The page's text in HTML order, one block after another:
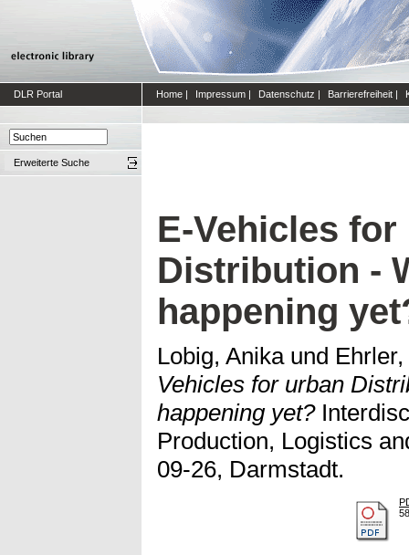
DLR Portal Home | Impressum | Datenschutz | Barrierefreiheit |
Erweiterte Suche
E-Vehicles for
Distribution -
happening
Lobig, Anikaund
Vehicles for urban
happening yet?
Production, Logistics
09-26, Darmstadt.